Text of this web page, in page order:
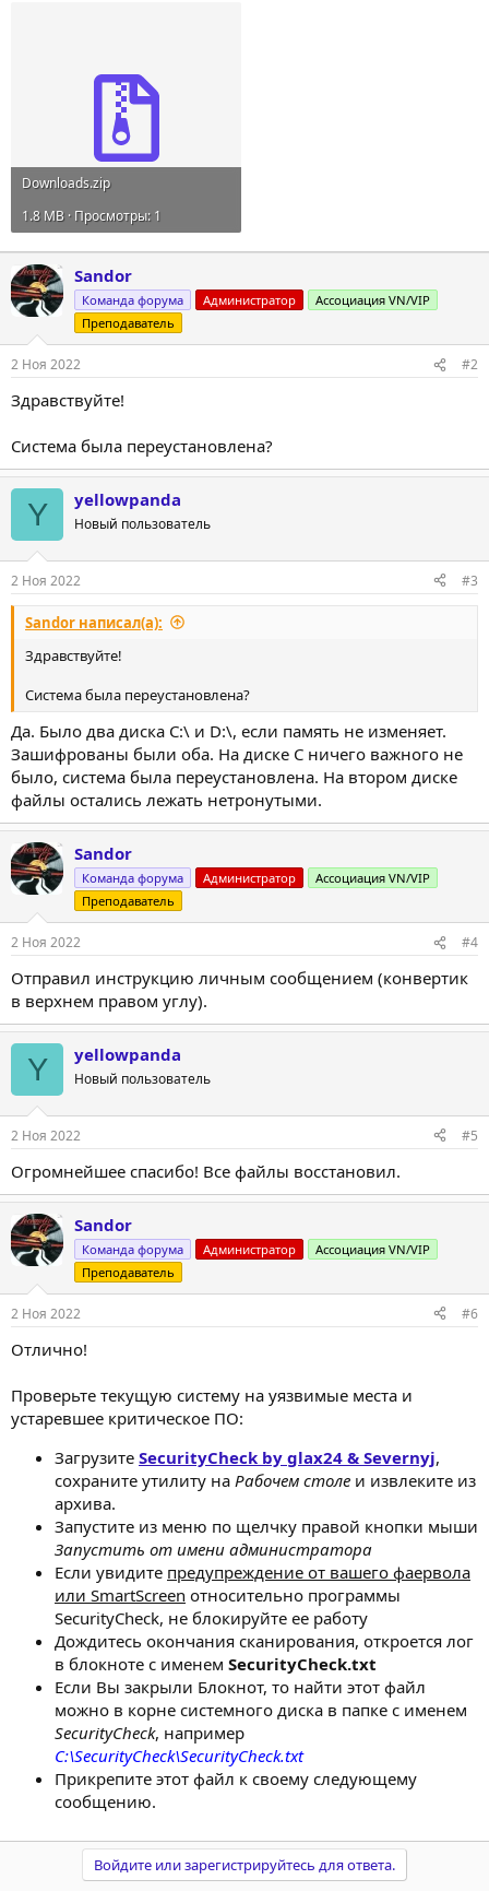
Downloads.zip
1.8 MB · Просмотры: 1
Sandor
Команда форума Администратор
Ассоциация VN/VIP
Преподаватель
2 Ноя 2022 #2
Здравствуйте!
Система была переустановлена?
Y yellowpanda
Новый пользователь
2 Ноя 2022 #3
Sandor написал(а):
Здравствуйте!
Система была переустановлена?
Да. Было два диска C:\ и D:\, если память не изменяет.
Зашифрованы были оба. На диске С ничего важного не
было, система была переустановлена. На втором диске
файлы остались лежать нетронутыми.
Sandor
Команда форума Администратор
Ассоциация VN/VIP
Преподаватель
2 Ноя 2022 #4
Отправил инструкцию личным сообщением (конвертик
в верхнем правом углу).
Y yellowpanda
Новый пользователь
2 Ноя 2022 #5
Огромнейшее спасибо! Все файлы восстановил.
Sandor
Команда форума Администратор
Ассоциация VN/VIP
Преподаватель
2 Ноя 2022 #6
Отлично!
Проверьте текущую систему на уязвимые места и
устаревшее критическое ПО:
Загрузите SecurityCheck by glax24 & Severnyj,
сохраните утилиту на Рабочем столе и извлеките из
архива.
Запустите из меню по щелчку правой кнопки мыши
Запустить от имени администратора
Если увидите предупреждение от вашего фаервола
или SmartScreen относительно программы
SecurityCheck, не блокируйте ее работу
Дождитесь окончания сканирования, откроется лог
в блокноте с именем SecurityCheck.txt
Если Вы закрыли Блокнот, то найти этот файл
можно в корне системного диска в папке с именем
SecurityCheck, например
C:\SecurityCheck\SecurityCheck.txt
Прикрепите этот файл к своему следующему
сообщению.
Войдите или зарегистрируйтесь для ответа.